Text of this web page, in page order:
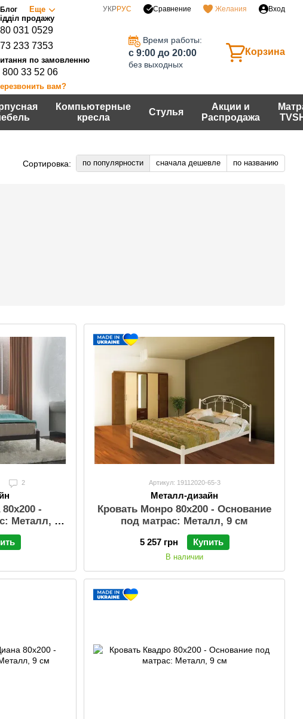
Блог Еще УКРРУС Сравнение Желания Вход
031 0529
233 7353
800 33 52 06
вам?
Время работы:
c 9:00 до 20:00
без выходных
Корзина
Компьютерные
кресла
Стулья
Акции и
Распродажа
Сортировка: по популярности сначала дешевле по названию
2
-
Металл, 9
Артикул: 19112020-65-3
Металл-дизайн
Кровать Монро 80х200 - Основание
под матрас: Металл, 9 см
5 257 грн Купить
В наличии